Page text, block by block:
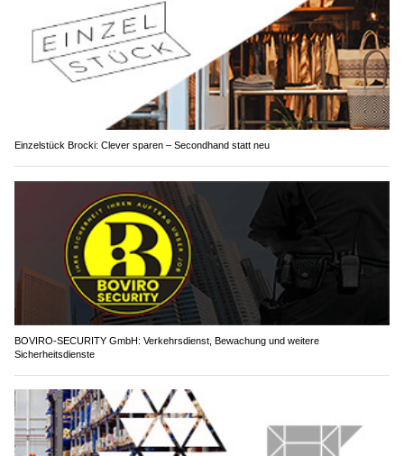
Einzelstück Brocki: Clever sparen – Secondhand statt neu
BOVIRO-SECURITY GmbH: Verkehrsdienst, Bewachung und weitere
Sicherheitsdienste